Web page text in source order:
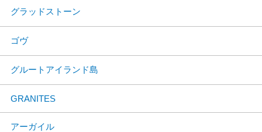
グラッドストーン
ゴヴ
グルートアイランド島
GRANITES
アーガイル